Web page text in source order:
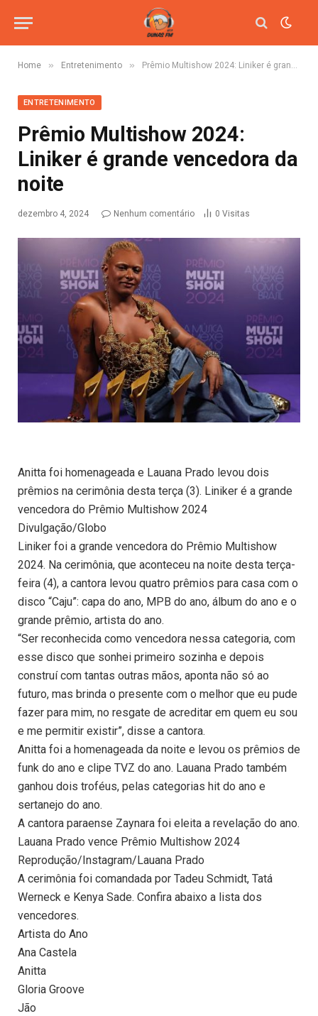
Home » Entretenimento » Prêmio Multishow 2024: Liniker é grande vencedora da noite
ENTRETENIMENTO
Prêmio Multishow 2024:
Liniker é grande vencedora da
noite
dezembro 4, 2024 Nenhum comentário 0 Visitas
Anitta foi homenageada e Lauana Prado levou dois
prêmios na cerimônia desta terça (3). Liniker é a grande
vencedora do Prêmio Multishow 2024
Divulgação/Globo
Liniker foi a grande vencedora do Prêmio Multishow
2024. Na cerimônia, que aconteceu na noite desta terça-
feira (4), a cantora levou quatro prêmios para casa com o
disco “Caju”: capa do ano, MPB do ano, álbum do ano e o
grande prêmio, artista do ano.
“Ser reconhecida como vencedora nessa categoria, com
esse disco que sonhei primeiro sozinha e depois
construí com tantas outras mãos, aponta não só ao
futuro, mas brinda o presente com o melhor que eu pude
fazer para mim, no resgate de acreditar em quem eu sou
e me permitir existir”, disse a cantora.
Anitta foi a homenageada da noite e levou os prêmios de
funk do ano e clipe TVZ do ano. Lauana Prado também
ganhou dois troféus, pelas categorias hit do ano e
sertanejo do ano.
A cantora paraense Zaynara foi eleita a revelação do ano.
Lauana Prado vence Prêmio Multishow 2024
Reprodução/Instagram/Lauana Prado
A cerimônia foi comandada por Tadeu Schmidt, Tatá
Werneck e Kenya Sade. Confira abaixo a lista dos
vencedores.
Artista do Ano
Ana Castela
Anitta
Gloria Groove
Jão